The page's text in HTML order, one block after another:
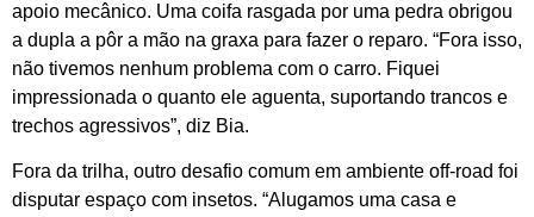
apoio mecânico. Uma coifa rasgada por uma pedra obrigou
a dupla a pôr a mão na graxa para fazer o reparo. “Fora isso,
não tivemos nenhum problema com o carro. Fiquei
impressionada o quanto ele aguenta, suportando trancos e
trechos agressivos”, diz Bia.
Fora da trilha, outro desafio comum em ambiente off-road foi
disputar espaço com insetos. “Alugamos uma casa e